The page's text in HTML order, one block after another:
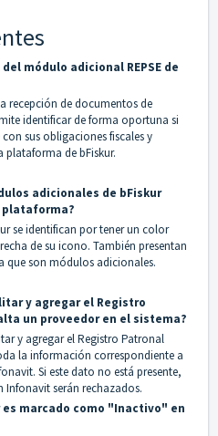
módulo adicional REPSE de
recepción de documentos de
identificar de forma oportuna si
sus obligaciones fiscales y
de bFiskur.
adicionales de bFiskur
se identifican por tener un color
de su icono. También presentan
que son módulos adicionales.
y agregar el Registro
un proveedor en el sistema?
y agregar el Registro Patronal
la información correspondiente a
Si este dato no está presente,
serán rechazados.
es marcado como "Inactivo" en